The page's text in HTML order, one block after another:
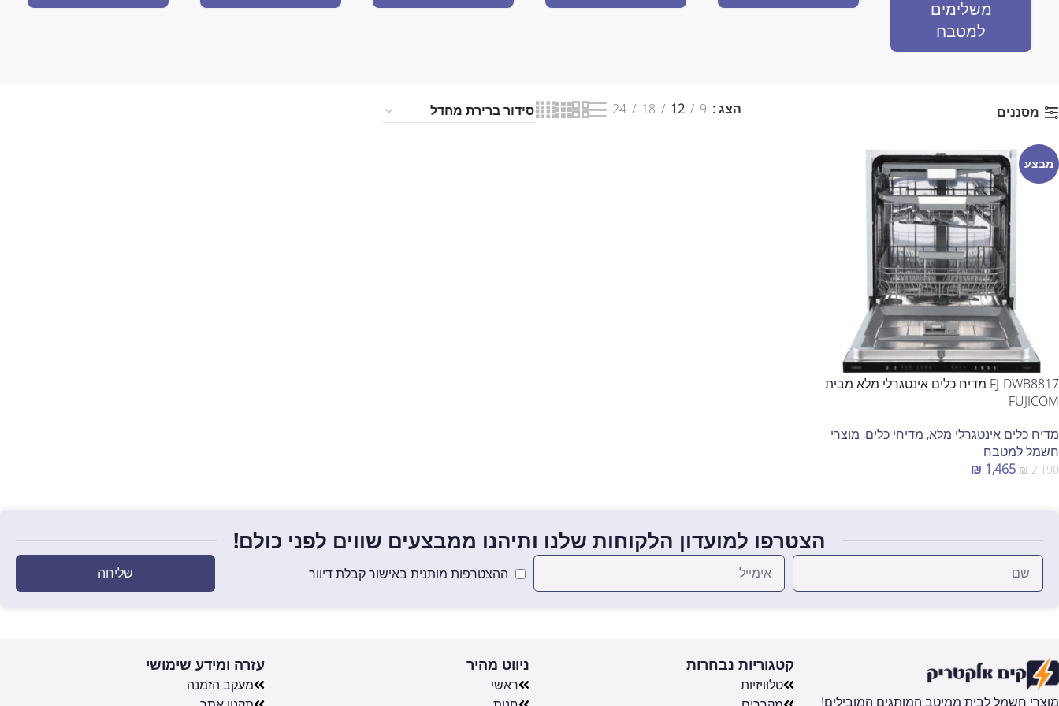
משלימים
למטבח
מסננים הצג 9
12
18
24
מבצע
FJ-DWB8817 מדיח כלים אינטגרלי מלא מבית
FUJICOM
מדיח כלים אינטגרלי מלא, מדיחי כלים, מוצרי
חשמל למטבח
₪2,190
₪ 1,465
הצטרפו למועדון הלקוחות שלנו ותיהנו ממבצעים שווים לפני כולם!
ההצטרפות מותנית באישור קבלת דיוור שליחה
מוצרי חשמל לבית ממיטב המותגים המובילים!
קטגוריות נבחרות
טלוויזיות
ניווט מהיר
ראשי
עזרה ומידע שימושי
מעקב הזמנה